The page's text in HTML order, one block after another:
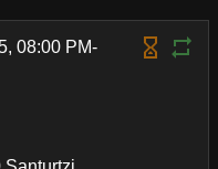
08:00 PM-